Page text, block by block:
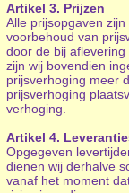
Artikel 3. Prijzen
Alle prijsopgaven
voorbehoud van
door de bij
zijn wij bovendien
prijsverhoging meer
prijsverhoging
verhoging.
Artikel 4.
Opgegeven
dienen wij derhalve
vanaf het moment